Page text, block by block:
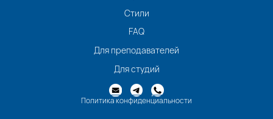
Стили
FAQ
Для преподавателей
Для студий
Политика конфиденциальности